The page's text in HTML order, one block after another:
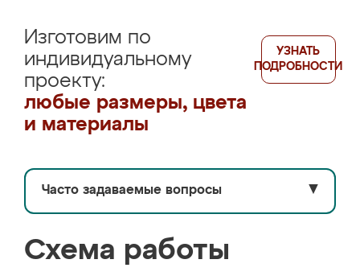
Изготовим по
индивидуальному
проекту:
любые размеры, цвета
и материалы
УЗНАТЬ
ПОДРОБНОСТИ
Часто задаваемые вопросы ▼
Схема работы